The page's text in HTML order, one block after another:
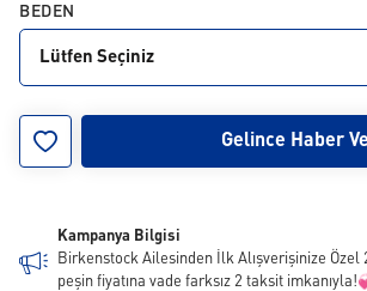
BEDEN
Lütfen Seçiniz
44 45 46
Gelince Haber
Kampanya Bilgisi
Birkenstock Ailesinden İlk Alışverişinize
peşin fiyatına vade farksız 2 taksit